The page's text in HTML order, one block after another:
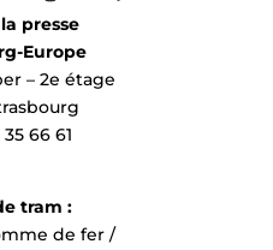
presse
Europe
– 2e étage
66 61
tram :
de fer /